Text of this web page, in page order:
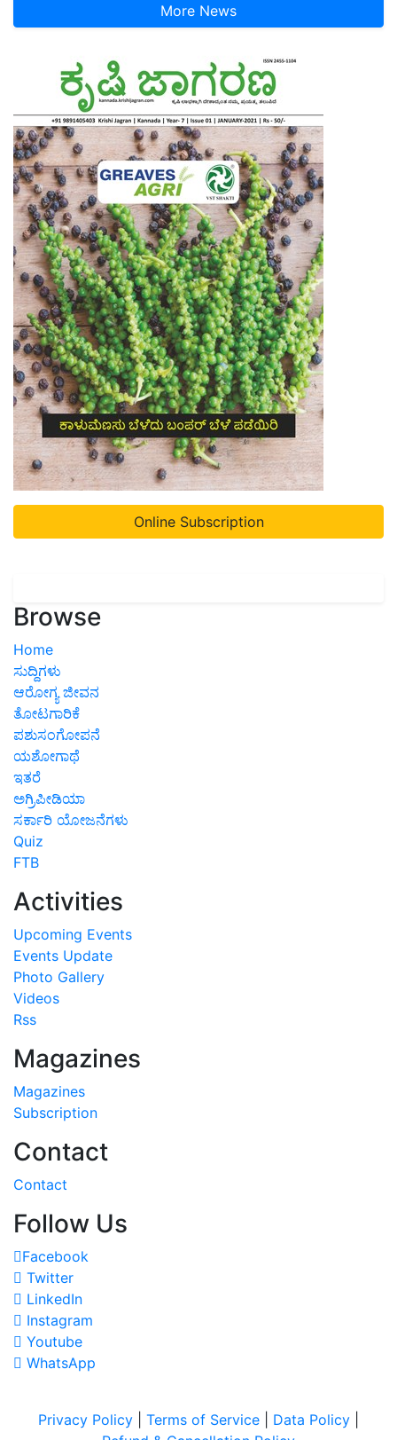
More News
Online Subscription
Browse
Home
ಸುದ್ದಿಗಳು
ಆರೋಗ್ಯ ಜೀವನ
ತೋಟಗಾರಿಕೆ
ಪಶುಸಂಗೋಪನೆ
ಯಶೋಗಾಥೆ
ಇತರೆ
ಅಗ್ರಿಪೀಡಿಯಾ
ಸರ್ಕಾರಿ ಯೋಜನೆಗಳು
Quiz
FTB
Activities
Upcoming Events
Events Update
Photo Gallery
Videos
Rss
Magazines
Magazines
Subscription
Contact
Contact
Follow Us
Facebook
Twitter
LinkedIn
Instagram
Youtube
WhatsApp
Privacy Policy Terms of Service Data Policy